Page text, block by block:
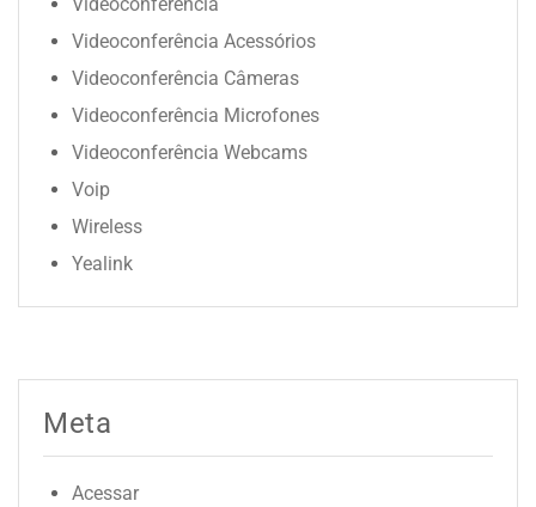
Videoconferência
Videoconferência Acessórios
Videoconferência Câmeras
Videoconferência Microfones
Videoconferência Webcams
Voip
Wireless
Yealink
Meta
Acessar